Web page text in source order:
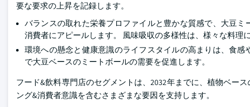
要な要求の上昇を記録します。
バランスの取れた栄養プロファイルと豊かな質感で、大豆
消費者にアピールします。 風味吸収の多様性は、様々な料理
環境への懸念と健康意識のライフスタイルの高まりは、食
で大豆ベースのミートボールの需要を促進します。
フード&飲料専門店のセグメントは、2032年までに、植物ベー
ング&消費者意識を含むさまざまな要因を支持します。